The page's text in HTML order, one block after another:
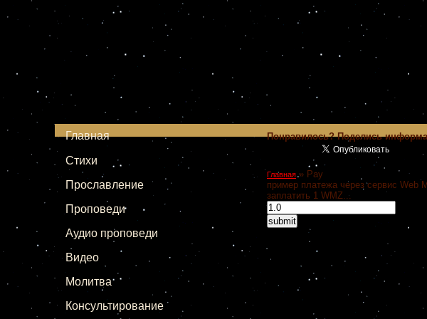
Главная
Стихи
Прославление
Проповеди
Аудио проповеди
Видео
Молитва
Консультирование
Понравилось? Поделись
Главная» Pay
пример платежа через сервис Web
заплатить 1 WMZ...